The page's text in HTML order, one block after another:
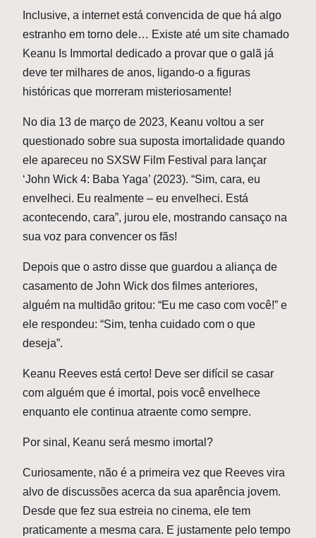
Inclusive, a internet está convencida de que há algo
estranho em torno dele… Existe até um site chamado
Keanu Is Immortal dedicado a provar que o galã já
deve ter milhares de anos, ligando-o a figuras
históricas que morreram misteriosamente!
No dia 13 de março de 2023, Keanu voltou a ser
questionado sobre sua suposta imortalidade quando
ele apareceu no SXSW Film Festival para lançar
‘John Wick 4: Baba Yaga’ (2023). “Sim, cara, eu
envelheci. Eu realmente – eu envelheci. Está
acontecendo, cara”, jurou ele, mostrando cansaço na
sua voz para convencer os fãs!
Depois que o astro disse que guardou a aliança de
casamento de John Wick dos filmes anteriores,
alguém na multidão gritou: “Eu me caso com você!” e
ele respondeu: “Sim, tenha cuidado com o que
deseja”.
Keanu Reeves está certo! Deve ser difícil se casar
com alguém que é imortal, pois você envelhece
enquanto ele continua atraente como sempre.
Por sinal, Keanu será mesmo imortal?
Curiosamente, não é a primeira vez que Reeves vira
alvo de discussões acerca da sua aparência jovem.
Desde que fez sua estreia no cinema, ele tem
praticamente a mesma cara. E justamente pelo tempo